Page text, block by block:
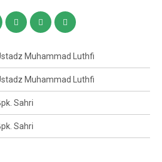
Muhammad Luthfi
Muhammad Luthfi
Sahri
Sahri